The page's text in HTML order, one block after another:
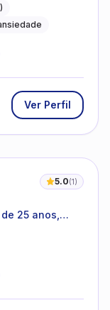
Ver Perfil
5.0(1)
25 anos,